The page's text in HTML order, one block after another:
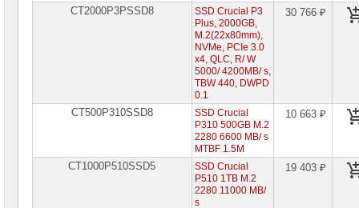
CT2000P3PSSD8
SSD Crucial P3
Plus, 2000GB,
M.2(22x80mm),
NVMe, PCIe 3.0
x4, QLC, R/ W
5000/ 4200MB/ s,
TBW 440, DWPD
0.1
30 766 ₽
CT500P310SSD8
SSD Crucial
P310 500GB M.2
2280 6600 MB/ s
MTBF 1.5M
10 663 ₽
CT1000P510SSD5
SSD Crucial
P510 1TB M.2
2280 11000 MB/
s
19 403 ₽